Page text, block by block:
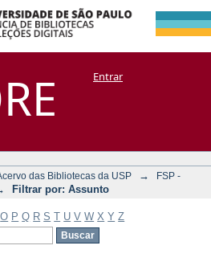
por:
+ CoriscoEntrar
das Bibliotecas da USP →
FSP -
Filtrar por: Assunto
O P Q R S T U V W X Y Z